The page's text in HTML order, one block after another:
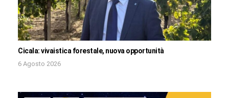
Cicala: vivaistica forestale, nuova opportunità
6 Agosto 2026